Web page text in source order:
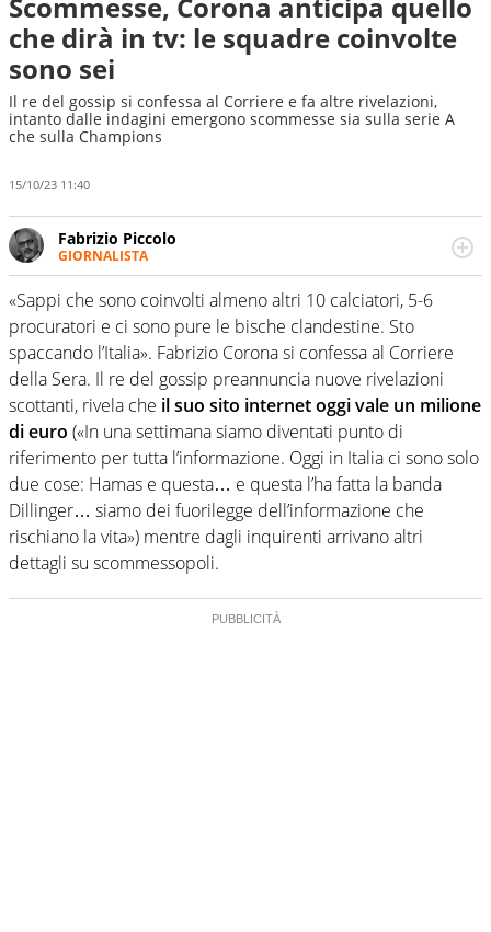
che dirà in tv: le squadre coinvolte
sono sei
Il re del gossip si confessa al Corriere e fa altre rivelazioni,
intanto dalle indagini emergono scommesse sia sulla serie A
che sulla Champions
15/10/23 11:40
Fabrizio Piccolo
GIORNALISTA
Nella sua carriera ha seguito numerose manifestazioni
sportive e collaborato con agenzie e testate. Esperienza,
competenza, conoscenza e memoria storica. Si occupa
prevalentemente di calcio
«Sappi che sono coinvolti almeno altri 10 calciatori, 5-6
procuratori e ci sono pure le bische clandestine. Sto
spaccando l’Italia». Fabrizio Corona si confessa al Corriere
della Sera. Il re del gossip preannuncia nuove rivelazioni
scottanti, rivela che il suo sito internet oggi vale un milione
di euro («In una settimana siamo diventati punto di
riferimento per tutta l’informazione. Oggi in Italia ci sono solo
due cose: Hamas e questa… e questa l’ha fatta la banda
Dillinger… siamo dei fuorilegge dell’informazione che
rischiano la vita») mentre dagli inquirenti arrivano altri
dettagli su scommessopoli.